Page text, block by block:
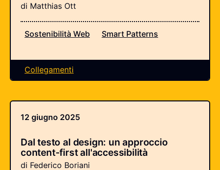
di Matthias Ott
Sostenibilità Web Smart Patterns
Collegamenti
12 giugno 2025
Dal testo al design: un approccio
content-first all'accessibilità
di Federico Boriani